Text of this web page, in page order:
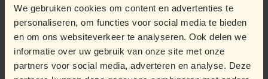
We gebruiken cookies om content en advertenties te
personaliseren, om functies voor social media te bieden
en om ons websiteverkeer te analyseren. Ook delen we
informatie over uw gebruik van onze site met onze
partners voor social media, adverteren en analyse. Deze